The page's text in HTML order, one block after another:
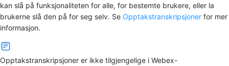
kan slå på funksjonaliteten for alle, for bestemte brukere, eller la
brukerne slå den på for seg selv. Se Opptakstranskripsjoner for mer
informasjon.
Opptakstranskripsjoner er ikke tilgjengelige i Webex-